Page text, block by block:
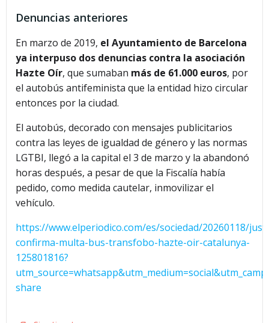
Denuncias anteriores
En marzo de 2019, el Ayuntamiento de Barcelona
ya interpuso dos denuncias contra la asociación
Hazte Oír, que sumaban más de 61.000 euros, por
el autobús antifeminista que la entidad hizo circular
entonces por la ciudad.
El autobús, decorado con mensajes publicitarios
contra las leyes de igualdad de género y las normas
LGTBI, llegó a la capital el 3 de marzo y la abandonó
horas después, a pesar de que la Fiscalía había
pedido, como medida cautelar, inmovilizar el
vehículo.
https://www.elperiodico.com/es/sociedad/20260118/
confirma-multa-bus-transfobo-hazte-oir-catalunya-
125801816?
share